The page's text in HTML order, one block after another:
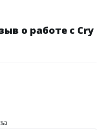
о работе с Cry